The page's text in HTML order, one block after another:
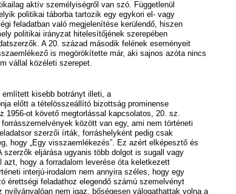
aktív személyiségről van szó. Függetlenül
politikai táborba tartozik egy egykori el- vagy
feladatban való megjelenítése kerülendő, hiszen
politikai irányzat hitelesítőjének szerepében
A 20. század második felének eseményeit
is megörökítette már, aki sajnos azóta nincs
vállal közéleti szerepet.
kisebb botrányt illeti, a
előtt a tételösszeállító bizottság prominense
1956-ot követő megtorlással kapcsolatos, 20. sz.
között van egy, ami nem történeti
szerzői írták, forráshelyként pedig csak
hogy „Egy visszaemlékezés”. Ez azért elképesztő és
szerzők eljárása ugyanis több dolgot is sugall vagy
azt, hogy a forradalom leverése óta keletkezett
interjú-irodalom nem annyira széles, hogy egy
érettségi feladathoz elegendő számú szemelvényt
nyilvánvalóan nem igaz, bőségesen válogathattak volna a